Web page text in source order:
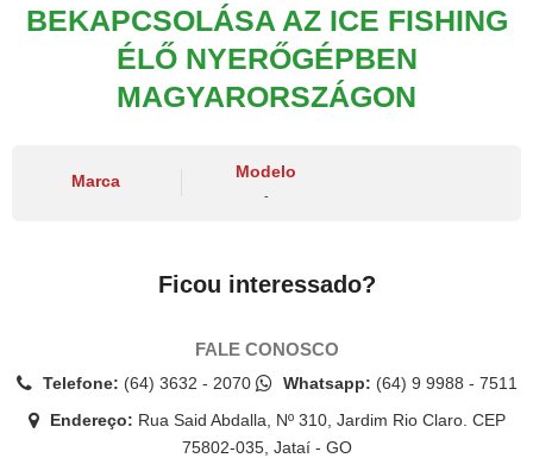
BEKAPCSOLÁSA AZ ICE FISHING
ÉLŐ NYERŐGÉPBEN
MAGYARORSZÁGON
Marca
Modelo
-
Ficou interessado?
FALE CONOSCO
Telefone: (64) 3632 - 2070 Whatsapp: (64) 9 9988 - 7511
Endereço: Rua Said Abdalla, Nº 310, Jardim Rio Claro. CEP
75802-035, Jataí - GO